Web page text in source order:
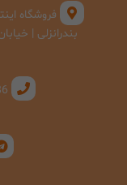
فروشگاه
بندرانزلی |